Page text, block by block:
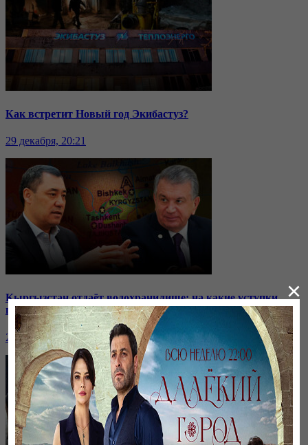
Как встретит Новый год Экибастуз?
29 декабря, 20:21
Кыргызстан отдаёт водохранилище: на какие уступки
пошли соседи?
24 ноября, 20:44
×